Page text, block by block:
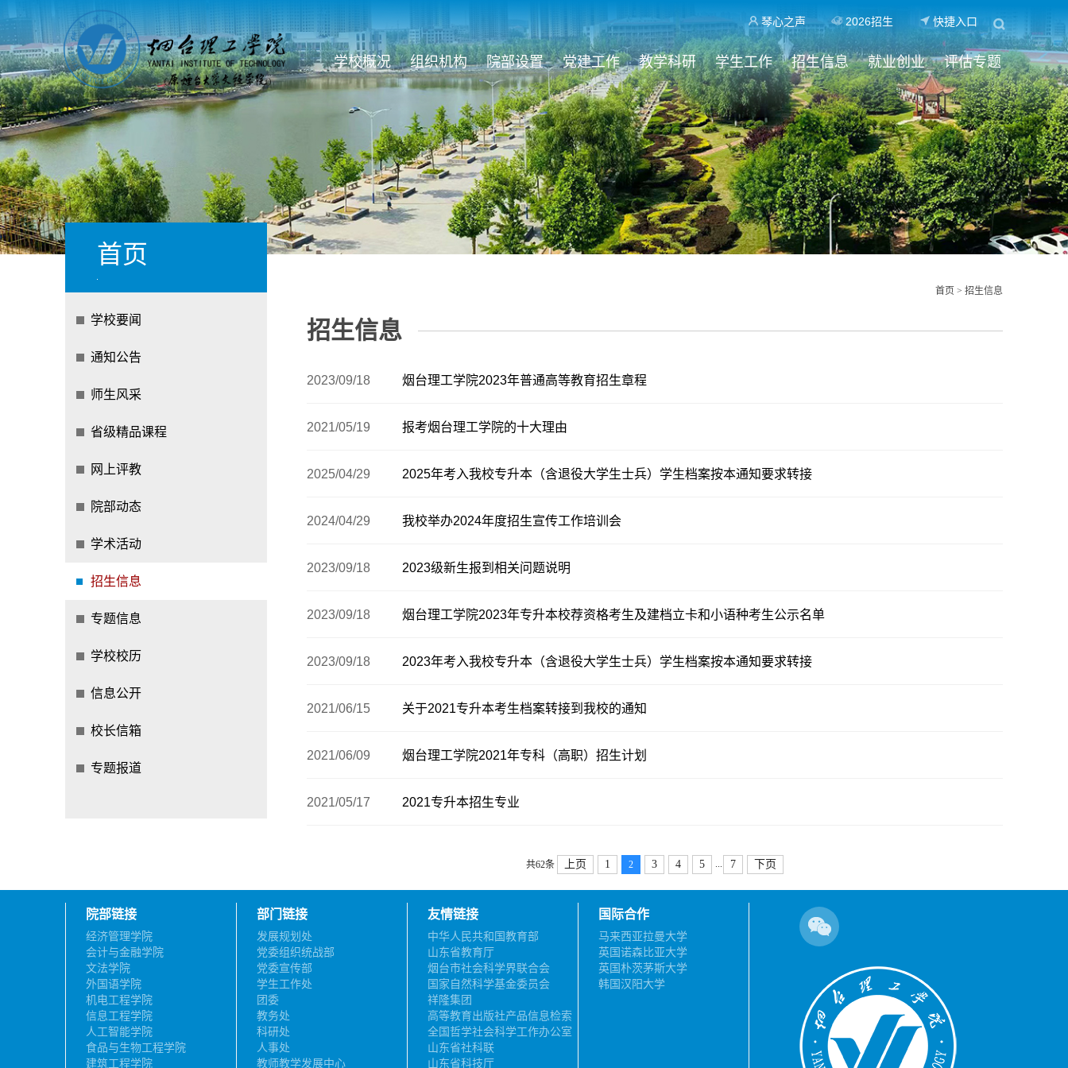
琴心之声 2026招生 快捷入口
学校概况 组织机构 院部设置 党建工作 教学科研 学生工作 招生信息 就业创业 评估专题
首页
学校要闻
通知公告
师生风采
省级精品课程
网上评教
院部动态
学术活动
招生信息
专题信息
学校校历
信息公开
校长信箱
专题报道
首页 > 招生信息
招生信息
2023/09/18 烟台理工学院2023年普通高等教育招生章程
2021/05/19 报考烟台理工学院的十大理由
2025/04/29 2025年考入我校专升本（含退役大学生士兵）学生档案按本通知要求转接
2024/04/29 我校举办2024年度招生宣传工作培训会
2023/09/18 2023级新生报到相关问题说明
2023/09/18 烟台理工学院2023年专升本校荐资格考生及建档立卡和小语种考生公示名单
2023/09/18 2023年考入我校专升本（含退役大学生士兵）学生档案按本通知要求转接
2021/06/15 关于2021专升本考生档案转接到我校的通知
2021/06/09 烟台理工学院2021年专科（高职）招生计划
2021/05/17 2021专升本招生专业
共62条 上页 1 2 3 4 5 7 下页
院部链接
经济管理学院
会计与金融学院
文法学院
外国语学院
机电工程学院
信息工程学院
人工智能学院
食品与生物工程学院
建筑工程学院
部门链接
发展规划处
党委组织统战部
党委宣传部
学生工作处
团委
教务处
科研处
人事处
教师教学发展中心
友情链接
中华人民共和国教育部
山东省教育厅
烟台市社会科学界联合会
国家自然科学基金委员会
祥隆集团
高等教育出版社产品信息检索
系统
全国哲学社会科学工作办公室
山东省社科联
山东省科技厅
国际合作
马来西亚拉曼大学
英国诺森比亚大学
英国朴茨茅斯大学
韩国汉阳大学